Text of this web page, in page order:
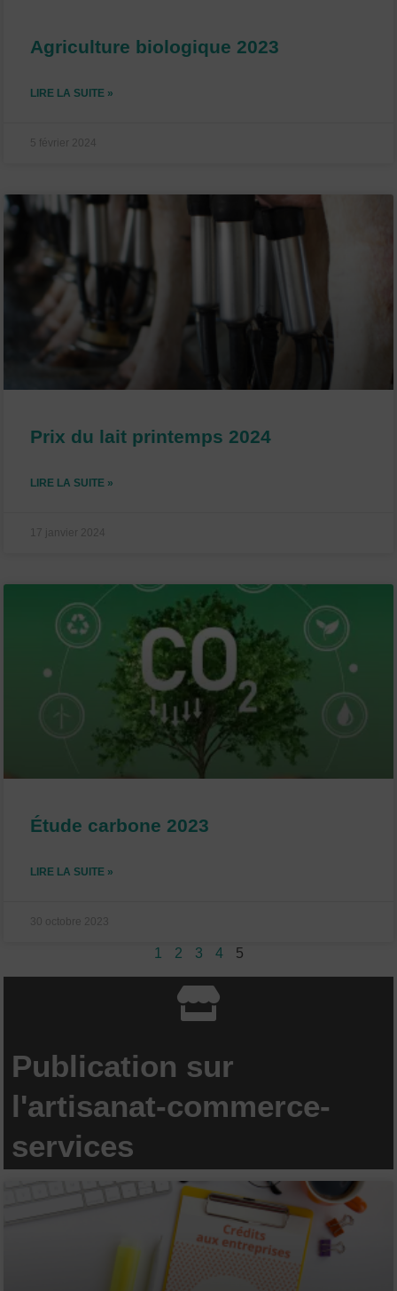
Agriculture biologique 2023
LIRE LA SUITE »
5 février 2024
Prix du lait printemps 2024
LIRE LA SUITE »
17 janvier 2024
Étude carbone 2023
LIRE LA SUITE »
30 octobre 2023
1 2 3 4 5
Publication sur
l'artisanat-commerce-
services
P
P
a
g
P
g
e
P
a
g
e
g